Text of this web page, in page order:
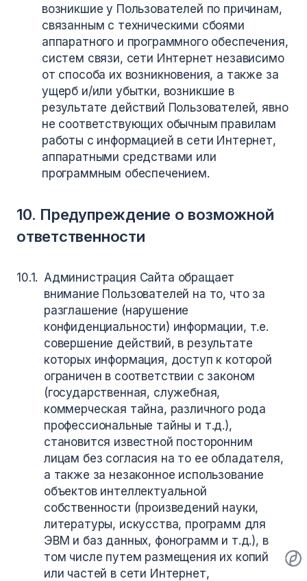
возникшие у Пользователей по причинам,
связанным с техническими сбоями
аппаратного и программного обеспечения,
систем связи, сети Интернет независимо
от способа их возникновения, а также за
ущерб и/или убытки, возникшие в
результате действий Пользователей, явно
не соответствующих обычным правилам
работы с информацией в сети Интернет,
аппаратными средствами или
программным обеспечением.
10. Предупреждение о возможной
ответственности
Администрация Сайта обращает
внимание Пользователей на то, что за
разглашение (нарушение
конфиденциальности) информации, т.е.
совершение действий, в результате
которых информация, доступ к которой
ограничен в соответствии с законом
(государственная, служебная,
коммерческая тайна, различного рода
профессиональные тайны и т.д.),
становится известной посторонним
лицам без согласия на то ее обладателя,
а также за незаконное использование
объектов интеллектуальной
собственности (произведений науки,
литературы, искусства, программ для
ЭВМ и баз данных, фонограмм и т.д.), в
том числе путем размещения их копий
или частей в сети Интернет,